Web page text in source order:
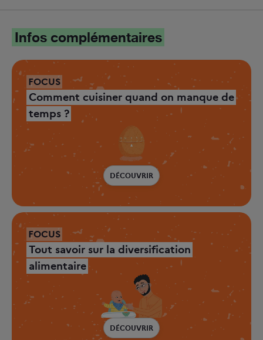
Infos complémentaires
FOCUS
Comment cuisiner quand on manque de
temps ?
DÉCOUVRIR
FOCUS
Tout savoir sur la diversification
alimentaire
DÉCOUVRIR